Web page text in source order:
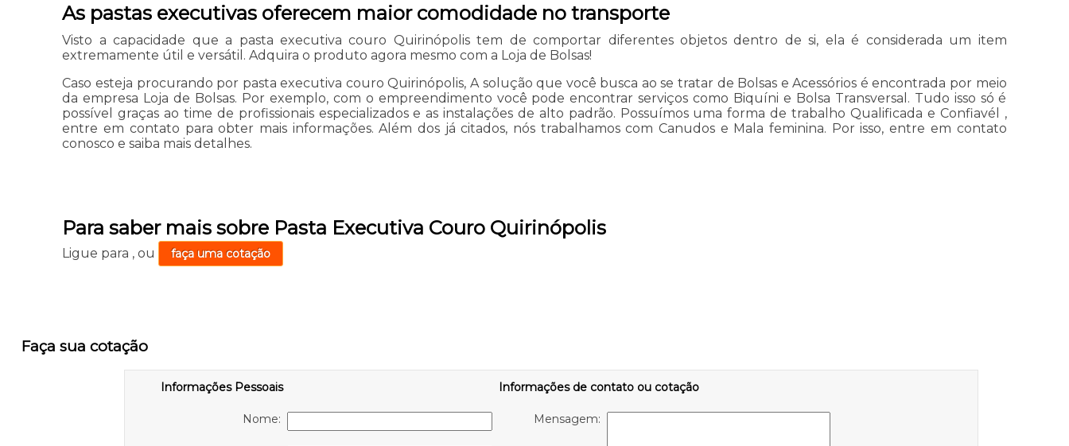
As pastas executivas oferecem maior comodidade no transporte
Visto a capacidade que a pasta executiva couro Quirinópolis tem de comportar diferentes objetos dentro de si, ela é considerada um item
extremamente útil e versátil. Adquira o produto agora mesmo com a Loja de Bolsas!
Caso esteja procurando por pasta executiva couro Quirinópolis, A solução que você busca ao se tratar de Bolsas e Acessórios é encontrada por meio
da empresa Loja de Bolsas. Por exemplo, com o empreendimento você pode encontrar serviços como Biquíni e Bolsa Transversal. Tudo isso só é
possível graças ao time de profissionais especializados e as instalações de alto padrão. Possuímos uma forma de trabalho Qualificada e Confiavél ,
entre em contato para obter mais informações. Além dos já citados, nós trabalhamos com Canudos e Mala feminina. Por isso, entre em contato
conosco e saiba mais detalhes.
Para saber mais sobre Pasta Executiva Couro Quirinópolis
Ligue para ,ou faça uma cotação
Faça sua cotação
Informações Pessoais
Nome:
Informações de contato ou cotação
Mensagem: